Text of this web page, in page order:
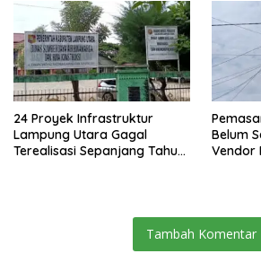
24 Proyek Infrastruktur
Lampung Utara Gagal
Terealisasi Sepanjang Tahun
Belum
Vendor
Tambah Komentar